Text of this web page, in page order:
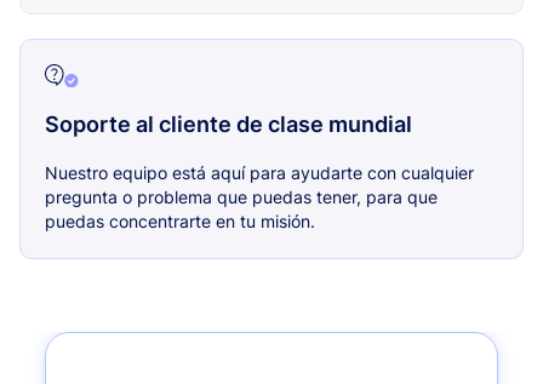
Soporte al cliente de clase mundial
Nuestro equipo está aquí para ayudarte con cualquier
pregunta o problema que puedas tener, para que
puedas concentrarte en tu misión.